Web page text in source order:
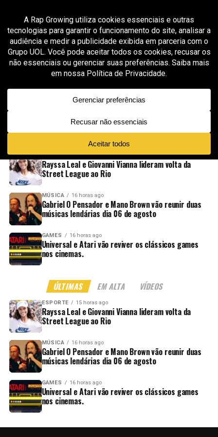
All posts tagged "trap 2023"
MÚSICA 2 meses ago
KayBlack faz história com “Contradições” e
ultrapassa 1 bilhão de streams no Spotify
EM ALTA
ESPORTE 15 horas ago
Rayssa Leal e Giovanni Vianna lideram volta da
Street League ao Rio
MÚSICA 16 horas ago
Gabriel O Pensador e Mano Brown vão reunir duas
músicas lendárias dia 06 de agosto
GAMES 16 horas ago
Universal e Atari vão reviver os clássicos games
nos cinemas.
ÚLTIMAS EM ALTA VÍDEOS
ESPORTE 15 horas ago
Rayssa Leal e Giovanni Vianna lideram volta da
Street League ao Rio
MÚSICA 16 horas ago
Gabriel O Pensador e Mano Brown vão reunir duas
músicas lendárias dia 06 de agosto
GAMES 16 horas ago
Universal e Atari vão reviver os clássicos games
nos cinemas.